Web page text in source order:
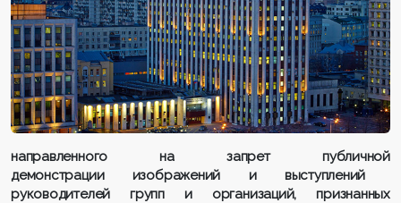
направленного на запрет публичной
демонстрации изображений и выступлений
руководителей групп и организаций, признанных